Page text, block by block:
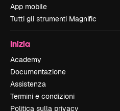
App mobile
Tutti gli strumenti Magnific
Inizia
Academy
Documentazione
Assistenza
Termini e condizioni
Politica sulla privacy